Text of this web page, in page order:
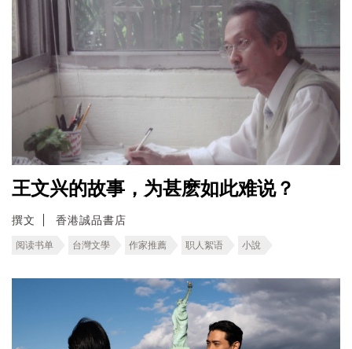
王文兴的故事，为甚麽如此难说？
撰文 香港誠品書店
阅读书单 台灣文學 作家推薦 职人絮语 小說